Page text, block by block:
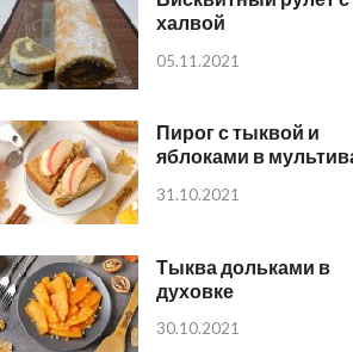
халвой
05.11.2021
Пирог с тыквой и
яблоками в
31.10.2021
Тыква дольками в
духовке
30.10.2021